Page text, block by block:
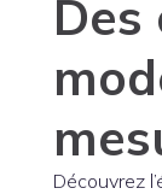
Des
Découvrez